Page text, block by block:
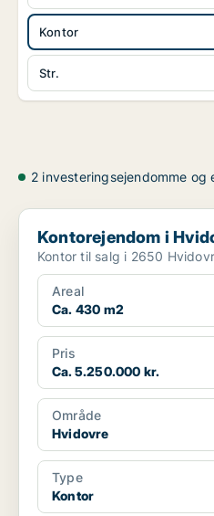
Kontor
Str.
2 investeringsejendomme og
Kontorejendom i Hvidovre
Kontorejendom i
Kontor til salg i 2650
Areal
Ca. 430 m2
Pris
Ca. 5.250.000 kr.
Område
Hvidovre
Type
Kontor